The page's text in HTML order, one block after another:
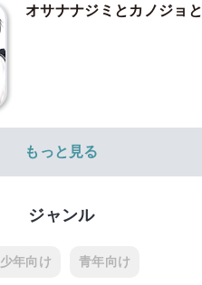
オサナナジミとカノジョと
もっと見る
ジャンル
少年向け 青年向け